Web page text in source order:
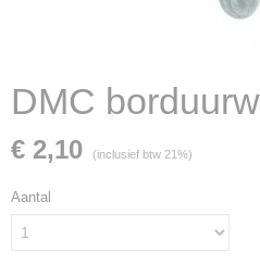
DMC
€ 2,10 (inclusief btw 21%)
Aantal